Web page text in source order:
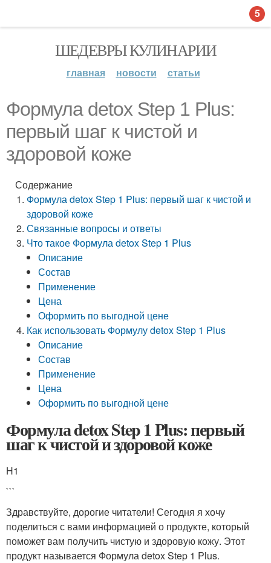
ШЕДЕВРЫ КУЛИНАРИИ
главная новости статьи
Формула detox Step 1 Plus:
первый шаг к чистой и
здоровой коже
Содержание
Формула detox Step 1 Plus: первый шаг к чистой и
здоровой коже
Связанные вопросы и ответы
Что такое Формула detox Step 1 Plus
Описание
Состав
Применение
Цена
Оформить по выгодной цене
Как использовать Формулу detox Step 1 Plus
Описание
Состав
Применение
Цена
Оформить по выгодной цене
Формула detox Step 1 Plus: первый
шаг к чистой и здоровой коже
H1
```
Здравствуйте, дорогие читатели! Сегодня я хочу
поделиться с вами информацией о продукте, который
поможет вам получить чистую и здоровую кожу. Этот
продукт называется Формула detox Step 1 Plus.
5